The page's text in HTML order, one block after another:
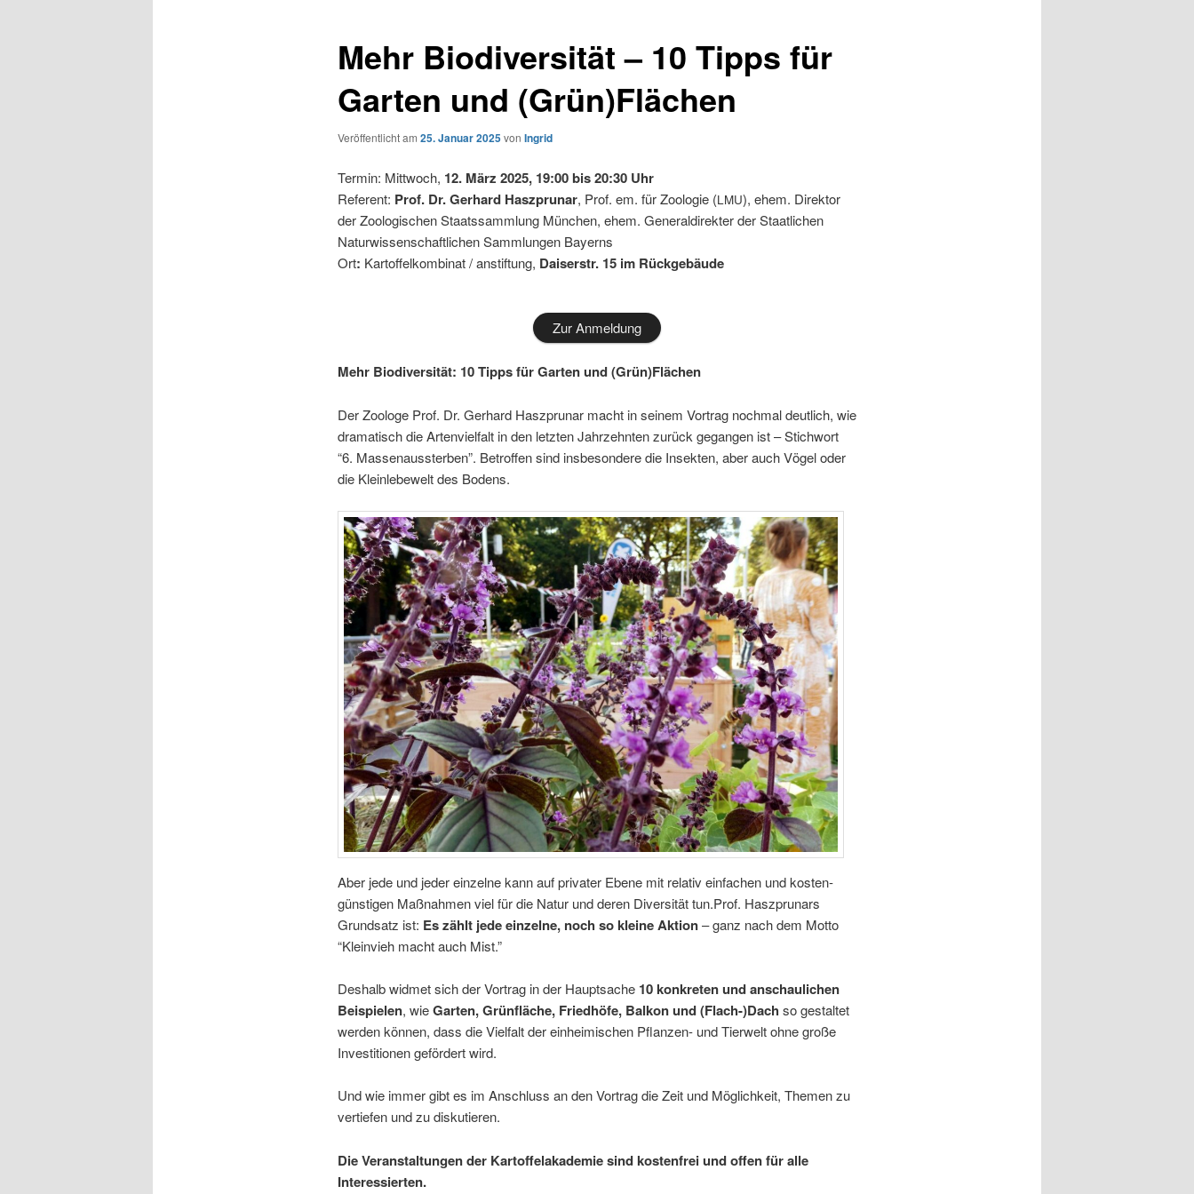
Mehr Biodiversität – 10 Tipps für
Garten und (Grün)Flächen
Veröffentlicht am 25. Januar 2025von Ingrid
Ter­min: Mitt­woch, 12. März 2025, 19:00 bis 20:30 Uhr
Refe­rent: Prof. Dr. Ger­hard Haszpr­u­nar, Prof. em. für Zoo­lo­gie (LMU), ehem. Direk­tor
der Zoo­lo­gi­schen Staats­samm­lung Mün­chen, ehem. Gene­ral­di­rek­ter der Staat­li­chen
Natur­wis­sen­schaft­li­chen Samm­lun­gen Bay­erns
Ort: Kar­tof­fel­kom­bi­nat / anstif­tung, Dai­ser­str. 15 im Rückgebäude
Zur Anmel­dung
Mehr Bio­di­ver­si­tät: 10 Tipps für Gar­ten und (Grün)Flächen
Der Zoo­lo­ge Prof. Dr. Ger­hard Haszpr­u­nar macht in sei­nem Vor­trag noch­mal deut­lich, wie
dra­ma­tisch die Arten­viel­falt in den letz­ten Jahr­zehn­ten zurück gegan­gen ist – Stich­wort
“6. Mas­sen­aus­ster­ben”. Betrof­fen sind ins­be­son­de­re die Insek­ten, aber auch Vögel oder
die Klein­le­be­welt des Bodens.
Aber jede und jeder ein­zel­ne kann auf pri­va­ter Ebe­ne mit rela­tiv ein­fa­chen und kos­ten­
güns­ti­gen Maß­nah­men viel für die Natur und deren Diver­si­tät tun.Prof. Haszpr­unars
Grund­satz ist: Es zählt jede ein­zel­ne, noch so klei­ne Akti­on– ganz nach dem Mot­to
“Klein­vieh macht auch Mist.”
Des­halb wid­met sich der Vor­trag in der Haupt­sa­che 10 kon­kre­ten und anschau­li­chen
Bei­spie­len, wieGar­ten, Grün­flä­che, Fried­hö­fe, Bal­kon und (Flach-)Dach so gestal­tet
wer­den kön­nen, dass die Viel­falt der ein­hei­mi­schen Pflan­zen- und Tier­welt ohne gro­ße
Inves­ti­tio­nen geför­dert wird.
Und wie immer gibt es im Anschluss an den Vor­trag die Zeit und Mög­lich­keit, The­men zu
ver­tie­fen und zu diskutieren.
Die Ver­an­stal­tun­gen der Kar­tof­fel­aka­de­mie sind kos­ten­frei und offen für alle
Interessierten.